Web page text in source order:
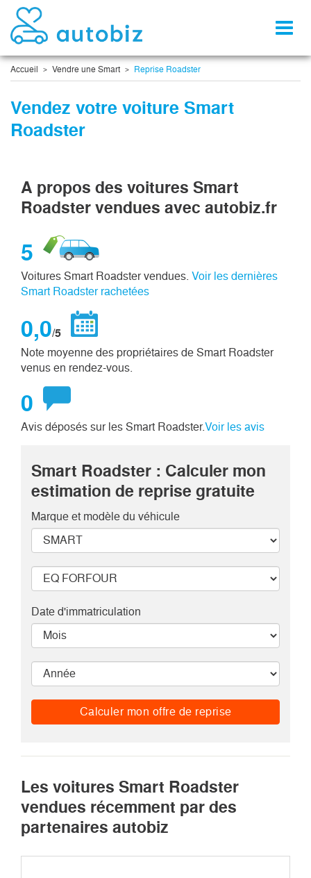
Accueil Vendre une Smart Reprise Roadster
Vendez votre voiture Smart
Roadster
A propos des voitures Smart
Roadster vendues avec autobiz.fr
5
Voitures Smart Roadster vendues. Voir les dernières
Smart Roadster rachetées
0,0/5
Note moyenne des propriétaires de Smart Roadster
venus en rendez-vous.
0
Avis déposés sur les Smart Roadster.Voir les avis
Smart Roadster : Calculer mon
estimation de reprise gratuite
Marque et modèle du véhicule
Date d'immatriculation
Calculer mon offre de reprise
Les voitures Smart Roadster
vendues récemment par des
partenaires autobiz